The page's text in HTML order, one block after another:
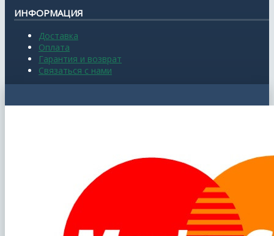
ИНФОРМАЦИЯ
Доставка
Оплата
Гарантия и возврат
Связаться с нами